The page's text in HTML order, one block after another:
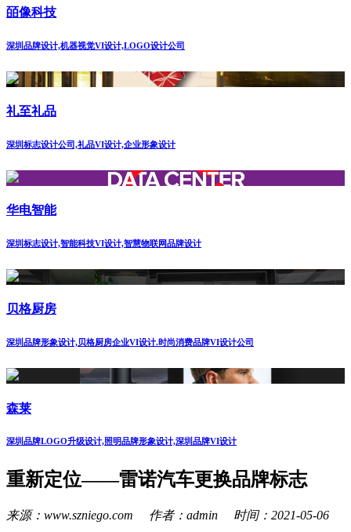
皕像科技
深圳品牌设计,机器视觉VI设计,LOGO设计公司
礼至礼品
深圳标志设计公司,礼品VI设计,企业形象设计
华电智能
深圳标志设计,智能科技VI设计,智慧物联网品牌设计
贝格厨房
深圳品牌形象设计,贝格厨房企业VI设计.时尚消费品牌VI设计公司
森莱
深圳品牌LOGO升级设计,照明品牌形象设计,深圳品牌VI设计
重新定位——雷诺汽车更换品牌标志
来源：www.szniego.com 作者：admin 时间：2021-05-06